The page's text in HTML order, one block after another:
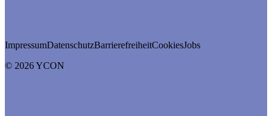
ImpressumDatenschutzBarrierefreiheitCookiesJobs
© 2026 YCON